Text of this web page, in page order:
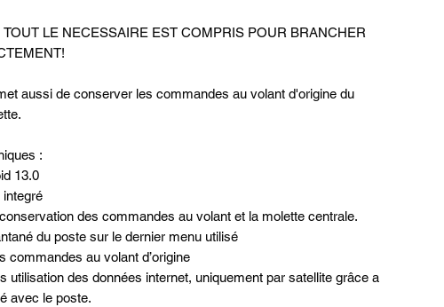
TOUT LE NECESSAIRE EST COMPRIS POUR BRANCHER
aussi de conserver les commandes au volant d'origine du
:
13.0
des commandes au volant et la molette centrale.
du poste sur le dernier menu utilisé
commandes au volant d’origine
utilisation des données internet, uniquement par satellite grâce a
avec le poste.